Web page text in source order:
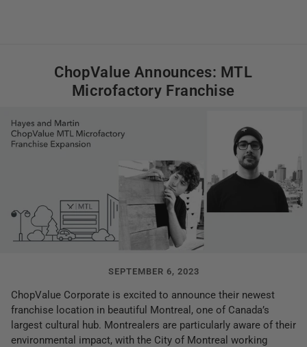
ChopValue Announces: MTL
Microfactory Franchise
SEPTEMBER 6, 2023
ChopValue Corporate is excited to announce their newest
franchise location in beautiful Montreal, one of Canada’s
largest cultural hub. Montrealers are particularly aware of their
environmental impact, with the City of Montreal working